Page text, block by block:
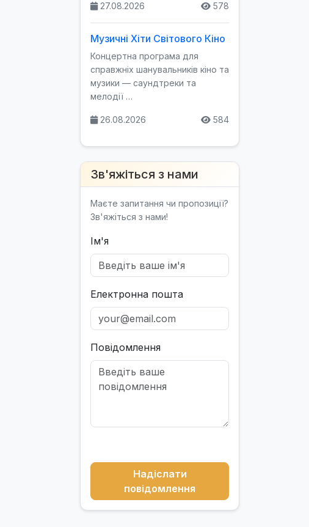
27.08.2026 578
Музичні Хіти Світового Кіно
Концертна програма для
справжніх шанувальників кіно та
музики — саундтреки та
мелодії …
26.08.2026 584
Зв'яжіться з нами
Маєте запитання чи пропозиції?
Зв'яжіться з нами!
Ім'я
Електронна пошта
Повідомлення
Надіслати
повідомлення